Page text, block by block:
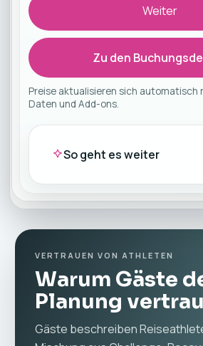
Weiter
Zu den
Preise aktualisieren sich automatisch
Daten und Add-ons.
So geht es weiter
VERTRAUEN VON ATHLETEN
Warum Gäste
Planung
Gäste beschreiben